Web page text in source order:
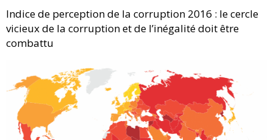
Indice de perception de la corruption 2016 : le cercle
vicieux de la corruption et de l’inégalité doit être
combattu